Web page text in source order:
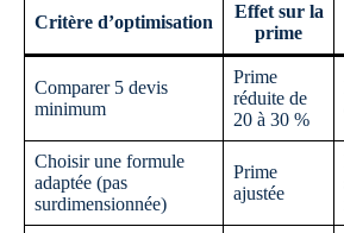
Critère d’optimisation
Effet sur la
prime
Comparer 5 devis
minimum
Prime
réduite de
20 à 30 %
Choisir une formule
adaptée (pas
surdimensionnée)
Prime
ajustée